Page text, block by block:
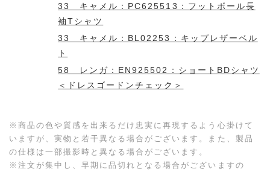
33 キャメル：PC625513：フットボール長
袖Tシャツ
33 キャメル：BL02253：キップレザーベル
ト
58 レンガ：EN925502：ショートBDシャツ
＜ドレスゴードンチェック＞
※商品の色や質感を出来るだけ忠実に再現するよう心掛けて
いますが、実物と若干異なる場合がございます。また、製品
の仕様は一部撮影時と異なる場合がございます。
※注文が集中し、早期に品切れとなる場合がございますの